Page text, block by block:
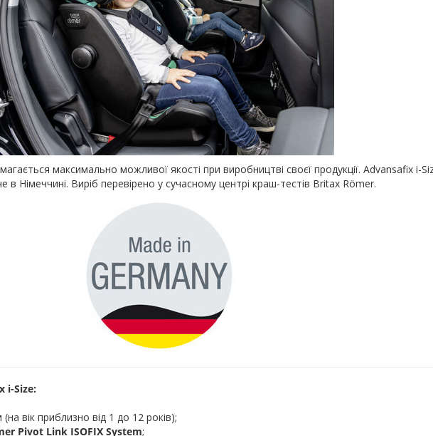
максимально можливої якості при виробництві своєї продукції. Advansafix i-
Німеччині. Виріб перевірено у сучасному центрі краш-тестів Britax Römer.
i-Size:
вік приблизно від 1 до 12 років);
Pivot Link ISOFIX System;